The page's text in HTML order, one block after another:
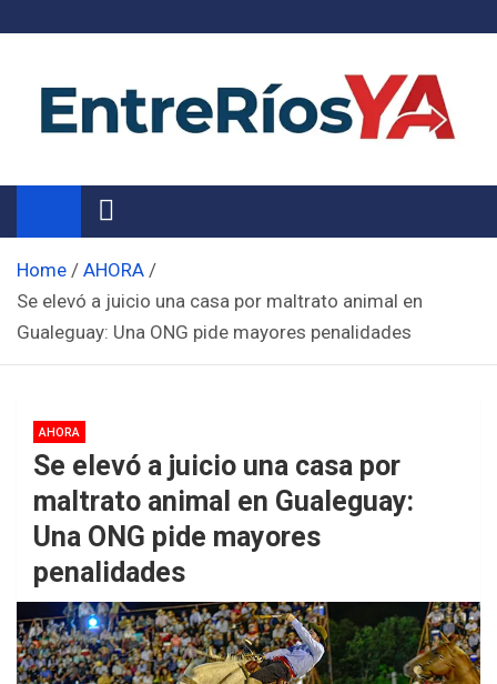
Noticias de Entre Ríos
Información de toda la provincia ahora
Home
AHORA
Se elevó a juicio una casa por maltrato animal en
Gualeguay: Una ONG pide mayores penalidades
AHORA
Se elevó a juicio una casa por
maltrato animal en Gualeguay:
Una ONG pide mayores
penalidades